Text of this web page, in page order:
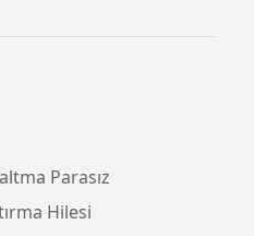
Parasız
Hilesi